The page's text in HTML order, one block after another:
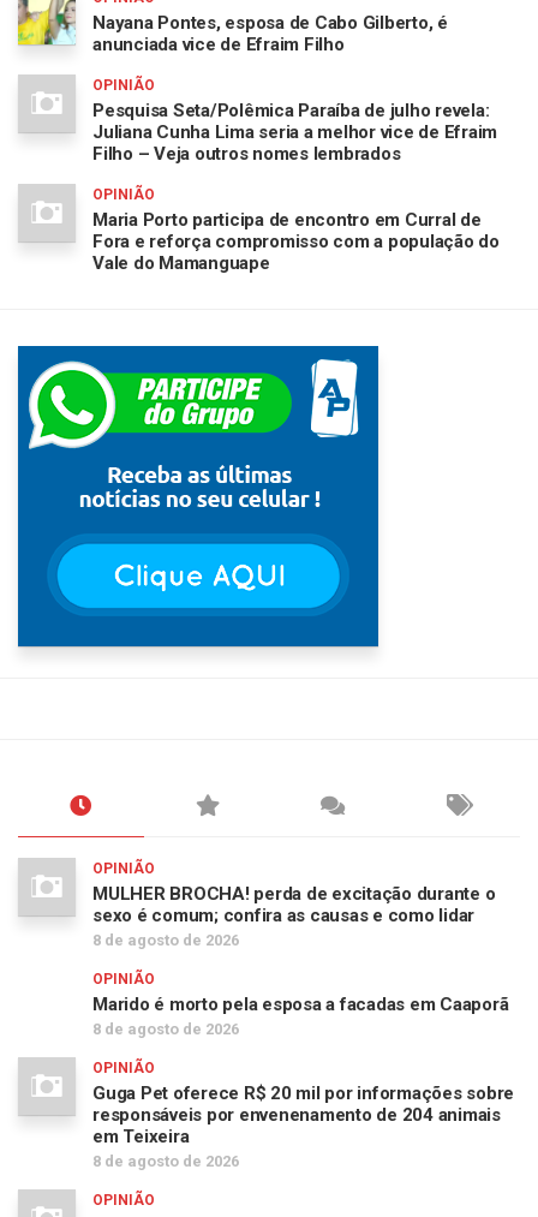
Nayana Pontes, esposa de Cabo Gilberto, é
anunciada vice de Efraim Filho
OPINIÃO
Pesquisa Seta/Polêmica Paraíba de julho revela:
Juliana Cunha Lima seria a melhor vice de Efraim
Filho – Veja outros nomes lembrados
OPINIÃO
Maria Porto participa de encontro em Curral de
Fora e reforça compromisso com a população do
Vale do Mamanguape
OPINIÃO
MULHER BROCHA! perda de excitação durante o
sexo é comum; confira as causas e como lidar
8 de agosto de 2026
OPINIÃO
Marido é morto pela esposa a facadas em Caaporã
8 de agosto de 2026
OPINIÃO
Guga Pet oferece R$ 20 mil por informações sobre
responsáveis por envenenamento de 204 animais
em Teixeira
8 de agosto de 2026
OPINIÃO